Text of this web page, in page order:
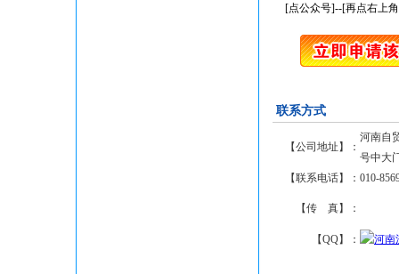
[点公众号]--[再点右上
联系方式
【公司地址】：
河南自
号中大
【联系电话】： 010-
【传 真】：
【QQ】：